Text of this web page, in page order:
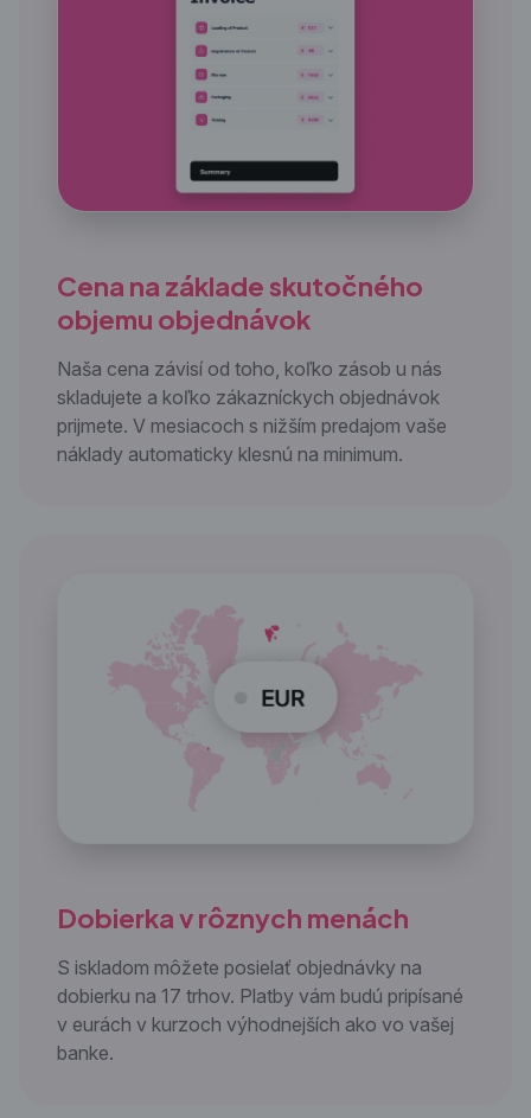
Cena na základe skutočného
objemu objednávok
Naša cena závisí od toho, koľko zásob u nás
skladujete a koľko zákazníckych objednávok
prijmete. V mesiacoch s nižším predajom vaše
náklady automaticky klesnú na minimum.
Dobierka vrôznych menách
S iskladom môžete posielať objednávky na
dobierku na 17 trhov. Platby vám budú pripísané
v eurách v kurzoch výhodnejších ako vo vašej
banke.